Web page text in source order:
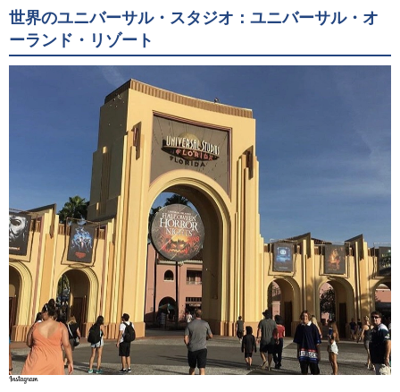
世界のユニバーサル・スタジオ：ユニバーサル・オ
ーランド・リゾート